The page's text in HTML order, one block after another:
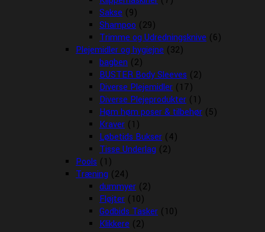
Sakse (9)
Shampoo (29)
Trimme og Udredningsknive (6)
Plejemidler og hygiejne (32)
bagben (2)
BUSTER Body Sleeves (2)
Diverse Plejemidler (17)
Diverse Plejeprodukter (1)
Høm høm poser & tilbehør (5)
Kraver (1)
Løbetids Bukser (4)
Tisse Underlag (2)
Pools (1)
Træning (24)
dummyer (2)
Fløjter (10)
Godbids Tasker (10)
Klikkere (2)